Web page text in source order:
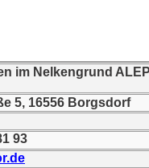
im Nelkengrund
5, 16556 Borgsdorf
93